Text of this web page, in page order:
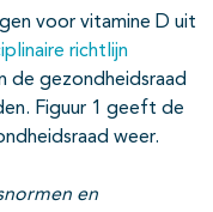
voor vitamine D uit
richtlijn
de gezondheidsraad
Figuur 1 geeft de
weer.
en